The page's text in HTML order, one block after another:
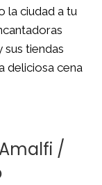
la ciudad a tu
sus tiendas
deliciosa cena
/